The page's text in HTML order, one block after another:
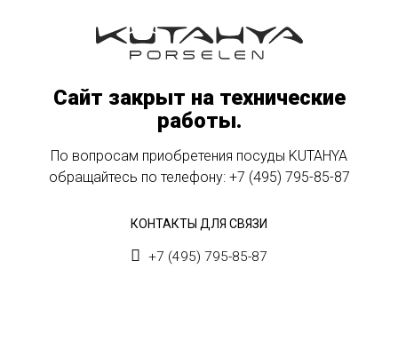
Сайт закрыт на технические
работы.
По вопросам приобретения посуды KUTAHYA
обращайтесь по телефону: +7 (495) 795-85-87
КОНТАКТЫ ДЛЯ СВЯЗИ
+7 (495) 795-85-87